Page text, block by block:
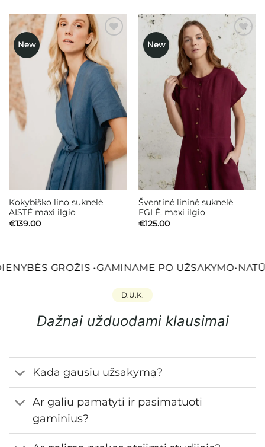
New
Mėgstamiausias
Kokybiško lino suknelė
AISTĖ maxi ilgio
€139.00
New
Mėgstamiausias
Šventinė lininė suknelė
EGLĖ, maxi ilgio
€125.00
GROŽIS• GAMINAME PO UŽSAKYMO•
D.U.K.
Dažnai užduodami klausimai
Kada gausiu užsakymą?
Ar galiu pamatyti ir pasimatuoti
gaminius?